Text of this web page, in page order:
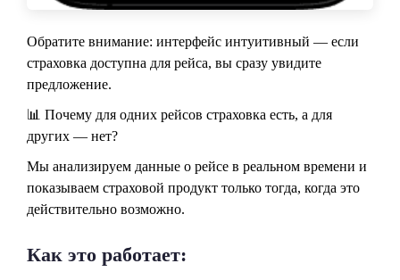
Обратите внимание: интерфейс интуитивный — если
страховка доступна для рейса, вы сразу увидите
предложение.
📊 Почему для одних рейсов страховка есть, а для
других — нет?
Мы анализируем данные о рейсе в реальном времени и
показываем страховой продукт только тогда, когда это
действительно возможно.
Как это работает: